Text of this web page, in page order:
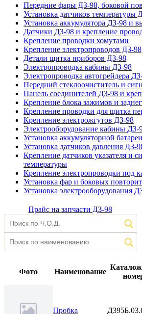
Передние фары ДЗ-98, боковой
Установка датчиков температуры
Установка аккумулятора ДЗ-98 и
Датчики ДЗ-98 и крепление
Крепление проводки хомутами
Крепление электропроводов ДЗ-98
Детали щитка приборов ДЗ-98
Электропроводка кабины ДЗ-98
Электропроводка автогрейдера
Передний стеклоочиститель и
Панель соединителей ДЗ-98 и
Крепление блока зажимов и
Крепление проводки для щитка
Крепление электрожгутов ДЗ-98
Электрооборудование кабины ДЗ-
Установка аккумуляторной
Установка датчиков давления ДЗ-
Крепление датчиков указателя и
температуры
Крепление электропроводки под
Установка фар и боковых
Установка электрооборудования
Прайс на запчасти ДЗ-98
Фото Наименование
Пробка